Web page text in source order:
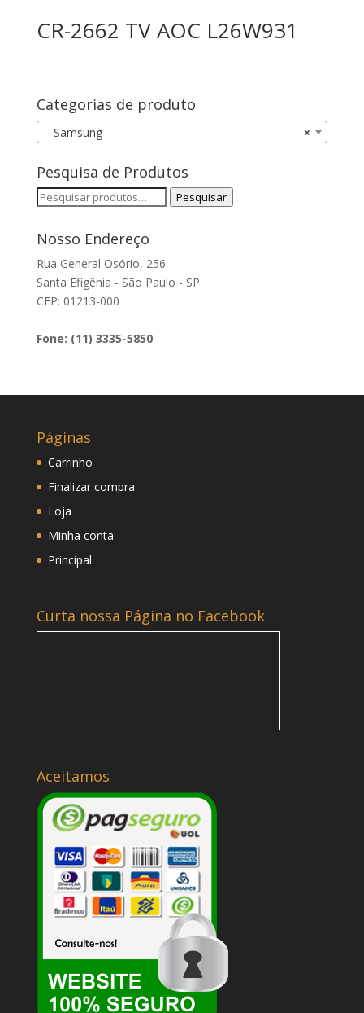
CR-2662 TV AOC L26W931
Categorias de produto
×
Samsung
Pesquisa de Produtos
Pesquisar
Pesquisar
Nosso Endereço
Rua General Osório, 256
Santa Efigênia - São Paulo - SP
CEP: 01213-000
Fone: (11) 3335-5850
Páginas
Carrinho
Finalizar compra
Loja
Minha conta
Principal
Curta nossa Página no Facebook
Aceitamos